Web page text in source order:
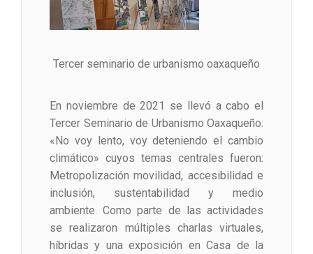
Tercer seminario de urbanismo oaxaqueño
En noviembre de 2021 se llevó a cabo el
Tercer Seminario de Urbanismo Oaxaqueño:
«No voy lento, voy deteniendo el cambio
climático» cuyos temas centrales fueron:
Metropolización movilidad, accesibilidad e
inclusión, sustentabilidad y medio
ambiente. Como parte de las actividades
se realizaron múltiples charlas virtuales,
híbridas y una exposición en Casa de la